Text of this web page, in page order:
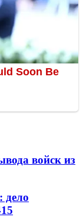
войск из
дело